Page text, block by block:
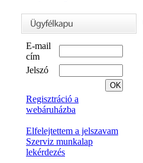
E-mail
cím
Jelszó
Regisztráció a
webáruházba
Elfelejtettem a jelszavam
Szerviz munkalap
lekérdezés